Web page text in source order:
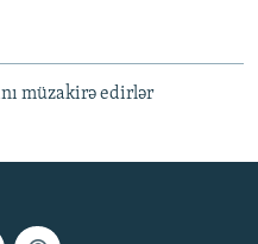
müzakirə edirlər